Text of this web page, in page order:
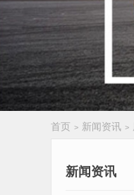
首页 > 新闻资讯 >
新闻资讯